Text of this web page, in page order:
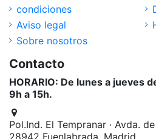
condiciones
Aviso legal
Sobre nosotros
Contacto
HORARIO: De lunes a jueves
9h a 15h.
Pol.Ind. El Tempranar · Avda.
28942 Fuenlabrada, Madrid